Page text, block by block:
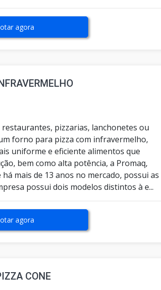
agora
pizzarias, lanchonetes ou
forno para pizza com infravermelho,
uniforme e eficiente alimentos que
bem como alta potência, a Promaq,
mais de 13 anos no mercado, possui as
possui dois modelos distintos à e...
agora
CONE